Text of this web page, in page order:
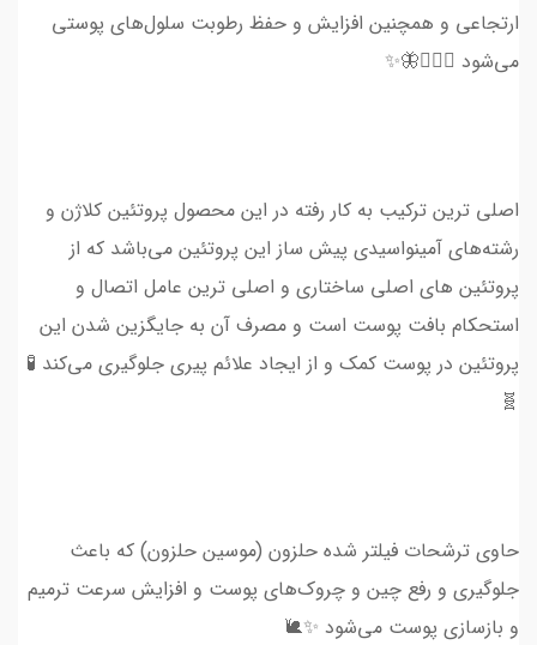
ارتجاعی و همچنین افزایش و حفظ رطوبت سلول‌های پوستی
می‌شود 💆🏻‍♀🦋✨
اصلی ترین ترکیب به کار رفته در این محصول پروتئین کلاژن و
رشته‌های آمینواسیدی پیش ساز این پروتئین می‌باشد که از
پروتئین ‌های اصلی ساختاری و اصلی ترین عامل اتصال و
استحکام بافت پوست است و مصرف آن به جایگزین شدن این
پروتئین در پوست کمک و از ایجاد علائم پیری جلوگیری می‌کند 🧪
🧬
حاوی ترشحات فیلتر شده حلزون (موسین حلزون) که باعث
جلوگیری و رفع چین و چروک‌های پوست و افزایش سرعت ترمیم
و بازسازی پوست می‌شود ✨🐌